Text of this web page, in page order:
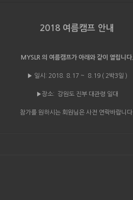
2018 여름캠프 안내
MYSLR 의 여름캠프가 아래와 같이 열립니다.
▶ 일시: 2018. 8.17 ~ 8.19 ( 2박3일 )
▶장소: 강원도 진부 대관령 일대
참가를 원하시는 회원님은 사전 연락바랍니다.